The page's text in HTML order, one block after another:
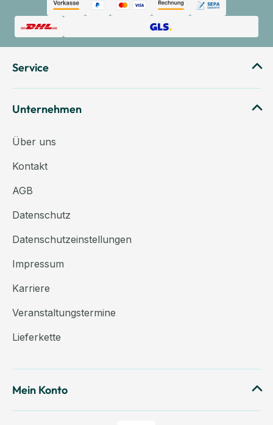
Service
Unternehmen
Über uns
Kontakt
AGB
Datenschutz
Datenschutzeinstellungen
Impressum
Karriere
Veranstaltungstermine
Lieferkette
Mein Konto